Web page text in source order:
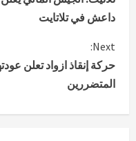
o
n
t
داعش في تلاتايت
Next:
حركة إنقاذ ازواد تعلن
المتضررين